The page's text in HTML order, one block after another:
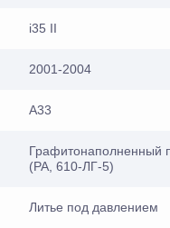
i35 II
2001-2004
A33
Графитонаполненный
(PA, 610-ЛГ-5)
Литье под давлением